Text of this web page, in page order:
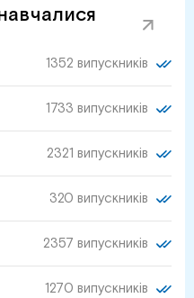
1352 випускників
1733 випускників
2321 випускників
320 випускників
2357 випускників
1270 випускників